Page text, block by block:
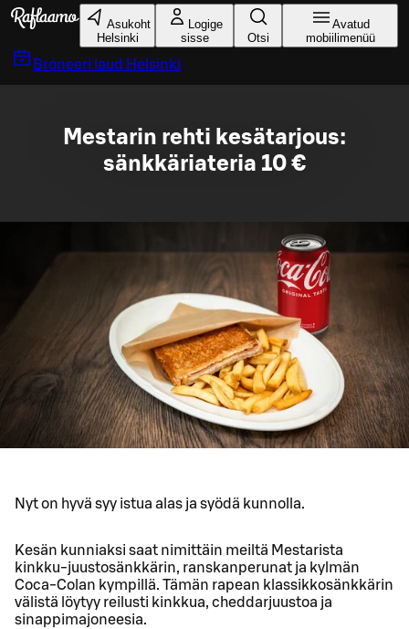
Liigu peamise sisu juurde
Asukoht
Helsinki
Logige
sisse
Otsi
Avatud
mobiilimenüü
Broneeri laud Helsinki
Mestarin rehti kesätarjous:
sänkkäriateria 10 €
Nyt on hyvä syy istua alas ja syödä kunnolla.
Kesän kunniaksi saat nimittäin meiltä Mestarista
kinkku-juustosänkkärin, ranskanperunat ja kylmän
Coca-Colan kympillä. Tämän rapean klassikkosänkkärin
välistä löytyy reilusti kinkkua, cheddarjuustoa ja
sinappimajoneesia.